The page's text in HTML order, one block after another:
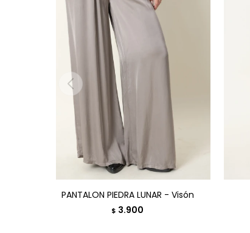
PANTALON PIEDRA LUNAR - Visón
$ 3.900